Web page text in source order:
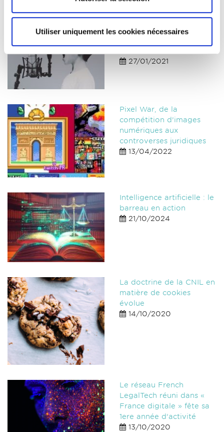
Utiliser uniquement les cookies nécessaires
les + lus
4 erreurs à éviter dans
27/01/2021
Pixel War, de la
compétition d’images
numériques aux
controverses juridiques
13/04/2022
Intelligence artificielle : le
barreau en action
21/10/2024
La doctrine de la CNIL en
matière de cookies
évolue
14/10/2020
Le réseau French
LegalTech réuni dans «
France digitale » fête sa
1ere année d’activité
13/10/2020